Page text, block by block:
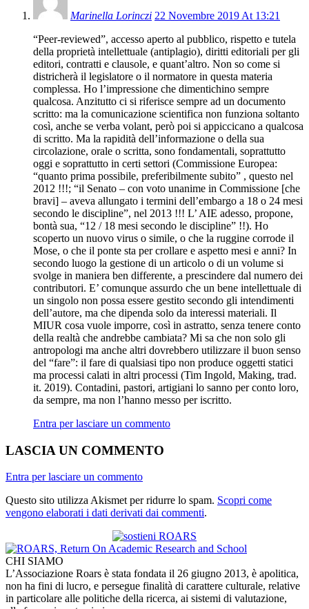
Marinella Lorinczi 22 Novembre 2019 At 13:21
“Peer-reviewed”, accesso aperto al pubblico, rispetto e tutela
della proprietà intellettuale (antiplagio), diritti editoriali per gli
editori, contratti e clausole, e quant’altro. Non so come si
districherà il legislatore o il normatore in questa materia
complessa. Ho l’impressione che dimentichino sempre
qualcosa. Anzitutto ci si riferisce sempre ad un documento
scritto: ma la comunicazione scientifica non funziona soltanto
così, anche se verba volant, però poi si appiccicano a qualcosa
di scritto. Ma la rapidità dell’informazione o della sua
circolazione, orale o scritta, sono fondamentali, soprattutto
oggi e soprattutto in certi settori (Commissione Europea:
“quanto prima possibile, preferibilmente subito” , questo nel
2012 !!!; “il Senato – con voto unanime in Commissione [che
bravi] – aveva allungato i termini dell’embargo a 18 o 24 mesi
secondo le discipline”, nel 2013 !!! L’ AIE adesso, propone,
bontà sua, “12 / 18 mesi secondo le discipline” !!). Ho
scoperto un nuovo virus o simile, o che la ruggine corrode il
Mose, o che il ponte sta per crollare e aspetto mesi e anni? In
secondo luogo la gestione di un articolo o di un volume si
svolge in maniera ben differente, a prescindere dal numero dei
contributori. E’ comunque assurdo che un bene intellettuale di
un singolo non possa essere gestito secondo gli intendimenti
dell’autore, ma che dipenda solo da interessi materiali. Il
MIUR cosa vuole imporre, così in astratto, senza tenere conto
della realtà che andrebbe cambiata? Mi sa che non solo gli
antropologi ma anche altri dovrebbero utilizzare il buon senso
del “fare”: il fare di qualsiasi tipo non produce oggetti statici
ma processi calati in altri processi (Tim Ingold, Making, trad.
it. 2019). Contadini, pastori, artigiani lo sanno per conto loro,
da sempre, ma non l’hanno messo per iscritto.
Entra per lasciare un commento
LASCIA UN COMMENTO
Entra per lasciare un commento
Questo sito utilizza Akismet per ridurre lo spam. Scopri come
vengono elaborati i dati derivati dai commenti.
CHI SIAMO
L’Associazione Roars è stata fondata il 26 giugno 2013, è apolitica,
non ha fini di lucro, e persegue finalità di carattere culturale, relative
in particolare alle politiche della ricerca, ai sistemi di valutazione,